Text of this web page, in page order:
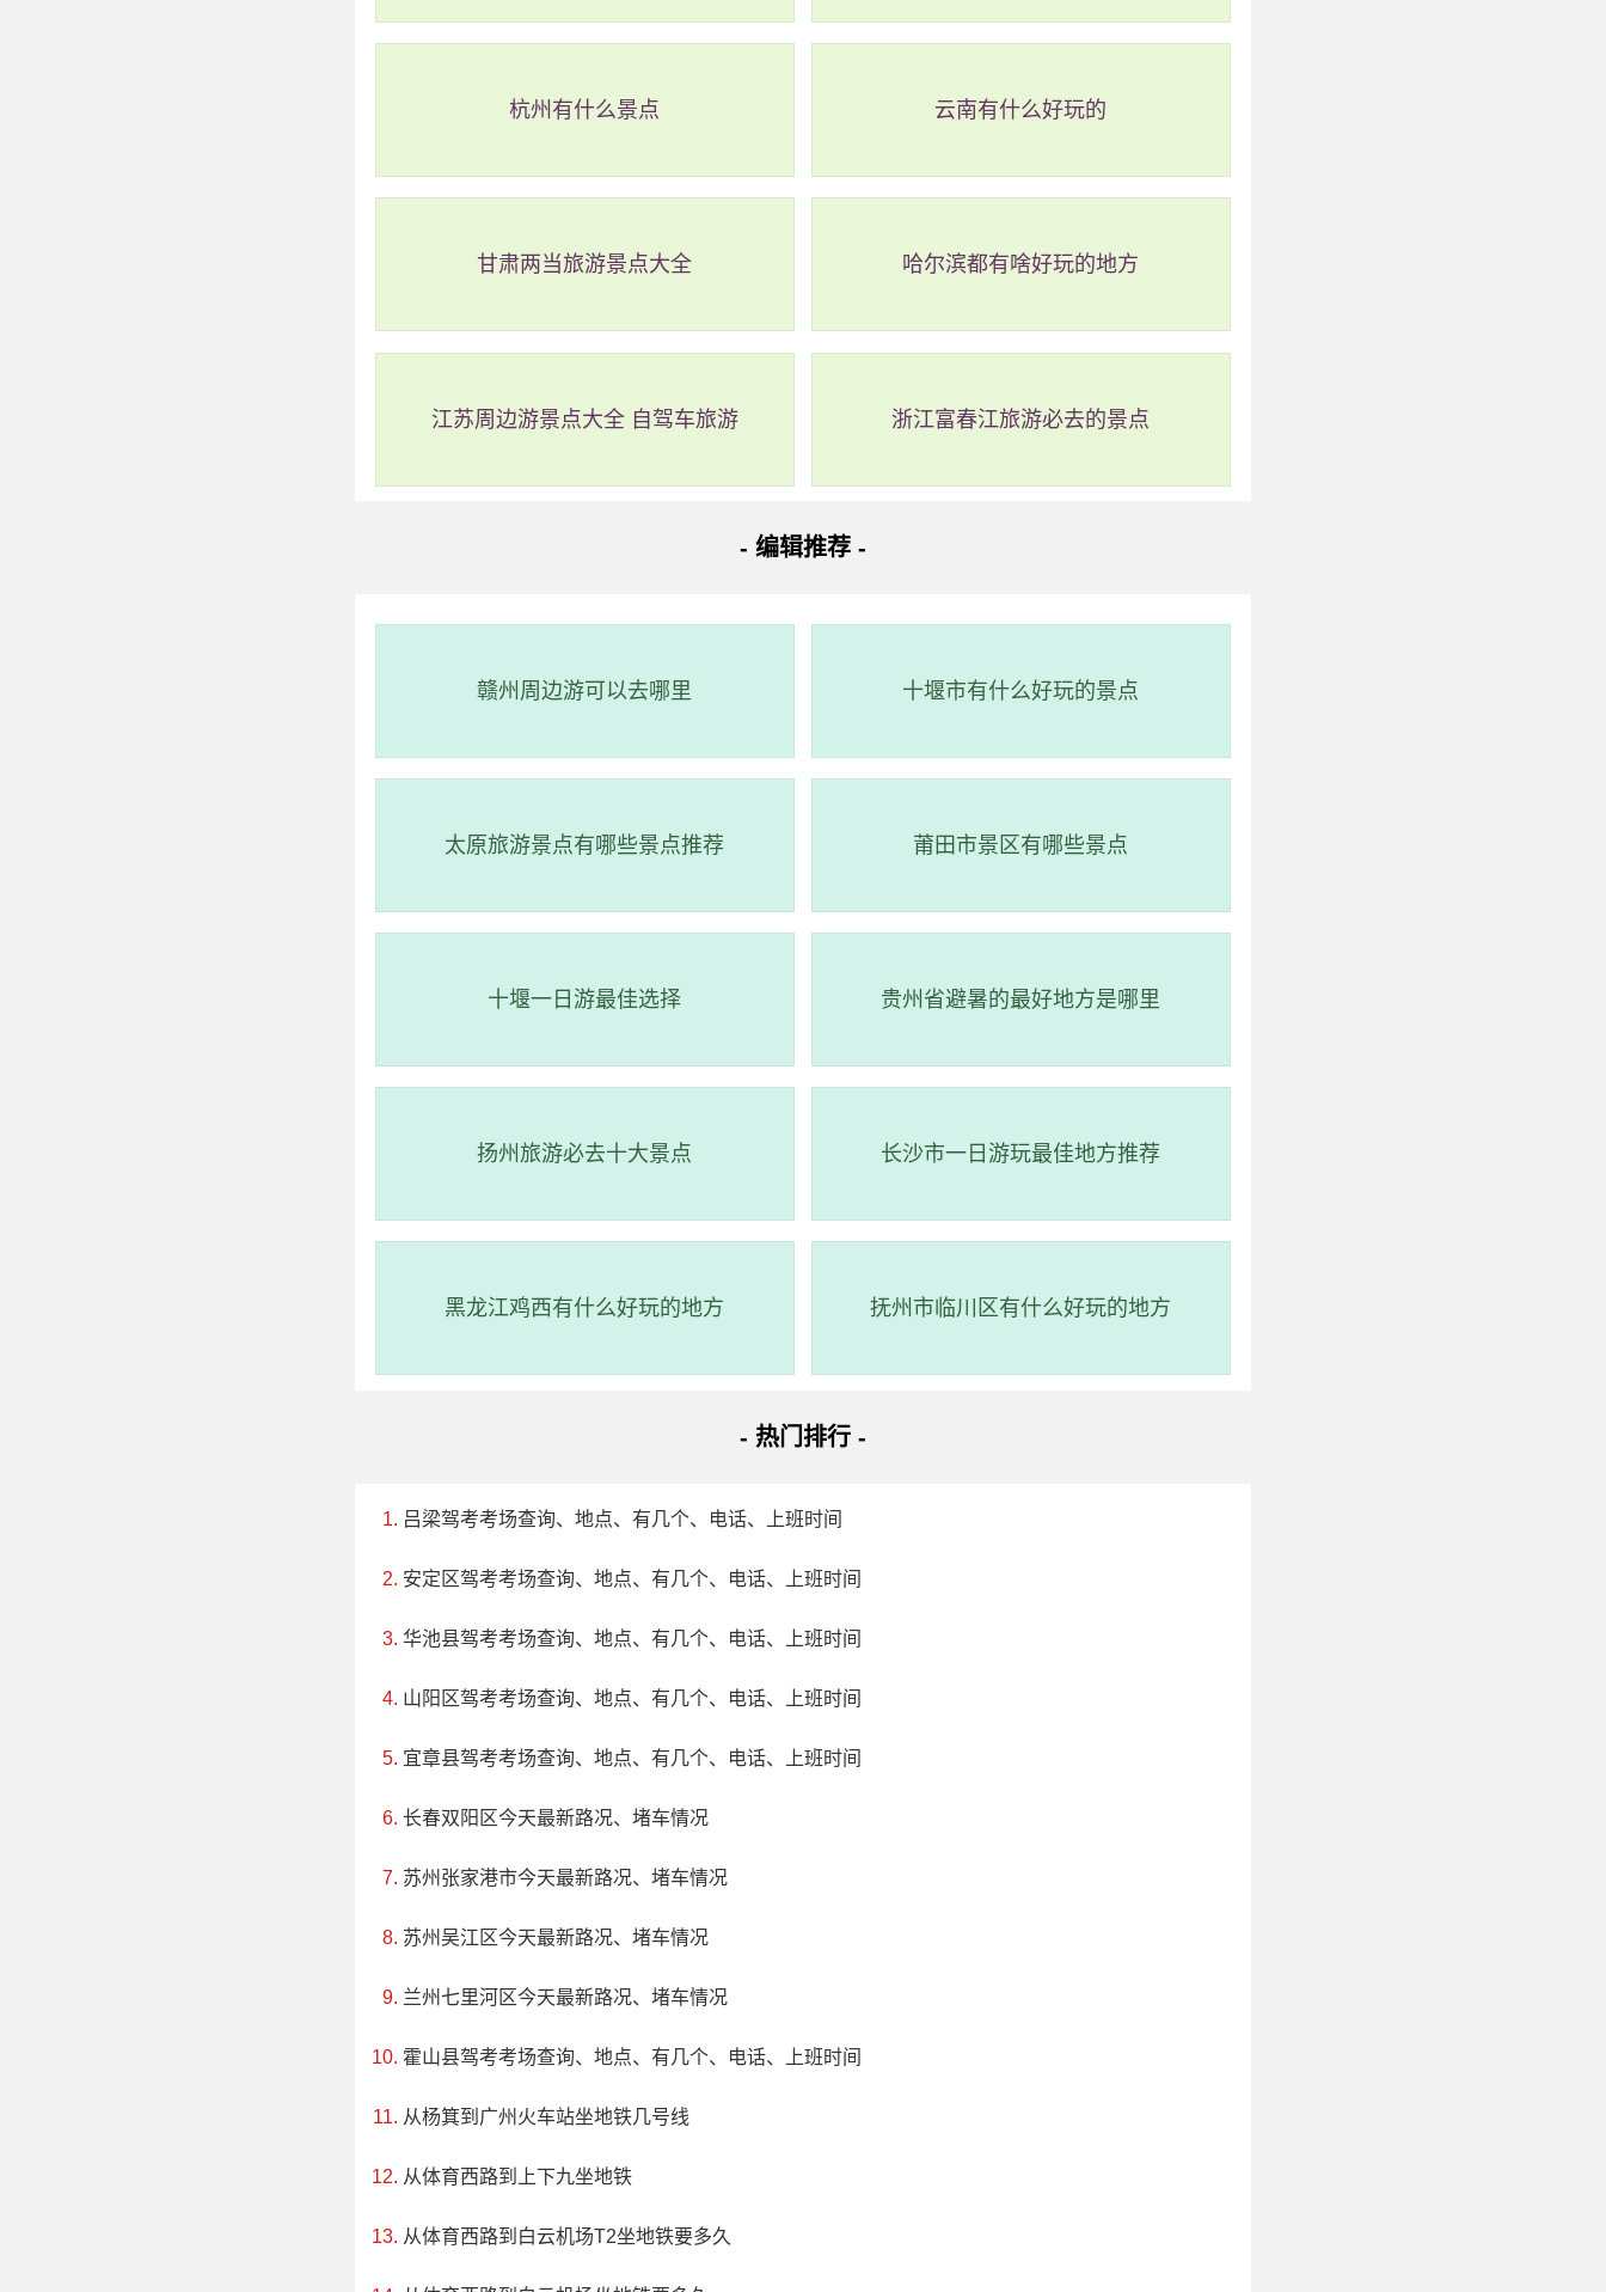
2、假日海滩旅游区
假日海滩旅游区位于海口市，长达6公里，左沿有林麻黄林带，右沿有青色的琼州海峡，风景优美。
里，游客可以欣赏到阳光、海水、沙滩和椰树交相辉映的美丽景象，并享受各种海上运动活动。
地址：英州镇清水湾大道
清水湾位于陵水县东部沿海，是一个风景优美的旅游胜地，拥有原生态海滩、清澈碧蓝的海水和奇
杭州有什么景点 云南有什么好玩的
甘肃两当旅游景点大全 哈尔滨都有啥好玩的地方
江苏周边游景点大全 自驾车旅游 浙江富春江旅游必去的景点
- 编辑推荐 -
赣州周边游可以去哪里 十堰市有什么好玩的景点
太原旅游景点有哪些景点推荐 莆田市景区有哪些景点
十堰一日游最佳选择 贵州省避暑的最好地方是哪里
扬州旅游必去十大景点 长沙市一日游玩最佳地方推荐
黑龙江鸡西有什么好玩的地方 抚州市临川区有什么好玩的地方
- 热门排行 -
吕梁驾考考场查询、地点、有几个、电话、上班时间
安定区驾考考场查询、地点、有几个、电话、上班时间
华池县驾考考场查询、地点、有几个、电话、上班时间
山阳区驾考考场查询、地点、有几个、电话、上班时间
宜章县驾考考场查询、地点、有几个、电话、上班时间
长春双阳区今天最新路况、堵车情况
苏州张家港市今天最新路况、堵车情况
苏州吴江区今天最新路况、堵车情况
兰州七里河区今天最新路况、堵车情况
霍山县驾考考场查询、地点、有几个、电话、上班时间
从杨箕到广州火车站坐地铁几号线
从体育西路到上下九坐地铁
从体育西路到白云机场T2坐地铁要多久